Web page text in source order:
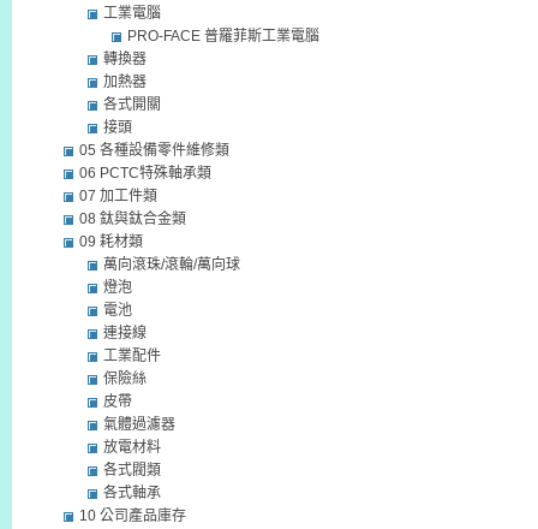
工業電腦
PRO-FACE 普羅菲斯工業電腦
轉換器
加熱器
各式開關
接頭
05 各種設備零件維修類
06 PCTC特殊軸承類
07 加工件類
08 鈦與鈦合金類
09 耗材類
萬向滾珠/滾輪/萬向球
燈泡
電池
連接線
工業配件
保險絲
皮帶
氣體過濾器
放電材料
各式閥類
各式軸承
10 公司產品庫存